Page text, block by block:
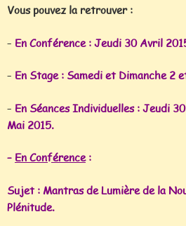
Vous pouvez la retrouver :
– En Conférence : Jeudi 30 Avril
– En Stage : Samedi et Dimanche 2
– En Séances Individuelles :Jeudi
Mai 2015.
– En Conférence:
Sujet : Mantras de Lumière de la
Plénitude.